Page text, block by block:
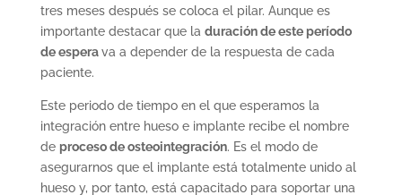
tres meses después se coloca el pilar. Aunque es
importante destacar que la duración de este período
de esperava a depender de la respuesta de cada
paciente.
Este periodo de tiempo en el que esperamos la
integración entre hueso e implante recibe el nombre
de proceso de osteointegración. Es el modo de
asegurarnos que el implante está totalmente unido al
hueso y, por tanto, está capacitado para soportar una